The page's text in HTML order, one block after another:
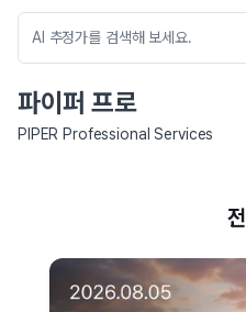
파이퍼 프로
PIPER Professional Services